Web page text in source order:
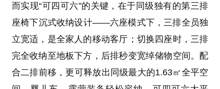
而实现“可四可六”的关键，在于同级独有的第三排
座椅下沉式收纳设计——六座模式下，三排全员独
立宽适，是全家人的移动客厅；切换四座时，三排
完全收纳至地板下方，后排秒变宽绰储物空间。配
合二排前移，更可释放出同级最大的1.63㎡全平空